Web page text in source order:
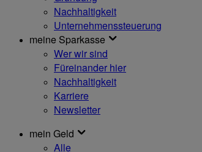
Nachhaltigkeit
Unternehmenssteuerung
meine Sparkasse
Wer wir sind
Füreinander hier
Nachhaltigkeit
Karriere
Newsletter
mein Geld
Alle